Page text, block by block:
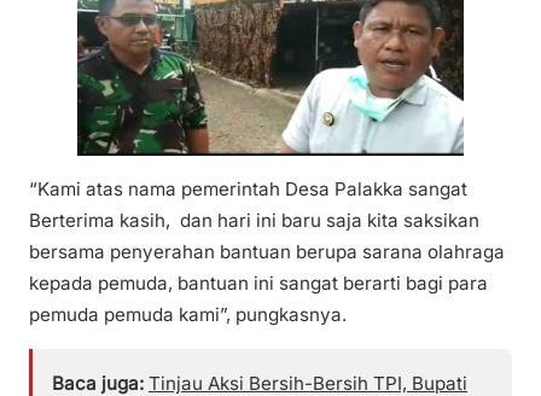
“Kami atas nama pemerintah Desa Palakka sangat
Berterima kasih, dan hari ini baru saja kita saksikan
bersama penyerahan bantuan berupa sarana olahraga
kepada pemuda, bantuan ini sangat berarti bagi para
pemuda pemuda kami”, pungkasnya.
Baca juga: Tinjau Aksi Bersih-Bersih TPI, Bupati